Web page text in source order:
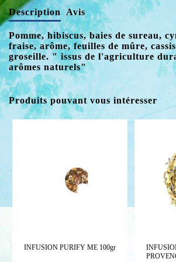
Description Avis
Pomme, hibiscus, baies de sureau,
fraise, arôme, feuilles de mûre,
groseille. " issus de l'agriculture
arômes naturels"
Produits pouvant vous intéresser
INFUSION PURIFY ME 100gr